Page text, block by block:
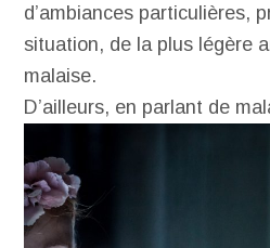
d’ambiances particulières,
situation, de la plus légère
malaise.
D’ailleurs, en parlant de